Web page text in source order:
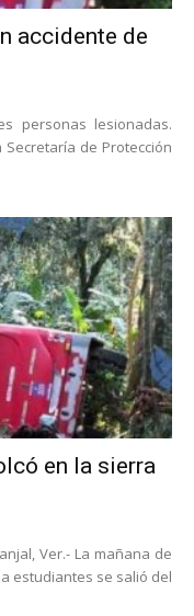
accidente de
personas lesionadas.
Secretaría de Protección
en la sierra
Ver.- La mañana de
estudiantes se salió del